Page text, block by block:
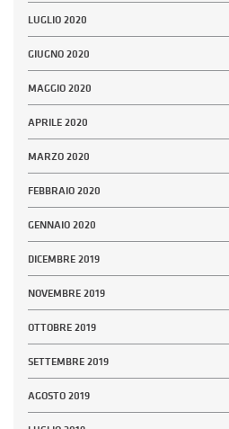
LUGLIO 2020
GIUGNO 2020
MAGGIO 2020
APRILE 2020
MARZO 2020
FEBBRAIO 2020
GENNAIO 2020
DICEMBRE 2019
NOVEMBRE 2019
OTTOBRE 2019
SETTEMBRE 2019
AGOSTO 2019